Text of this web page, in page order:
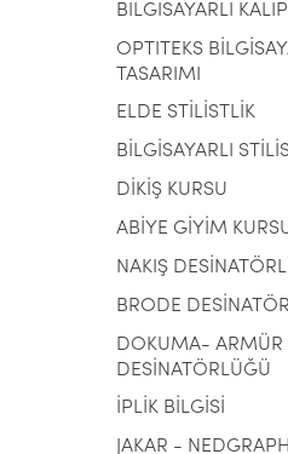
BİLGİSAYARLI
OPTITEKS
TASARIMI
ELDE STİLİSTLİK
BİLGİSAYARLI
DİKİŞ KURSU
ABİYE GİYİM
NAKIŞ
BRODE
DOKUMA- ARMÜR
DESİNATÖRLÜĞÜ
İPLİK BİLGİSİ
JAKAR -